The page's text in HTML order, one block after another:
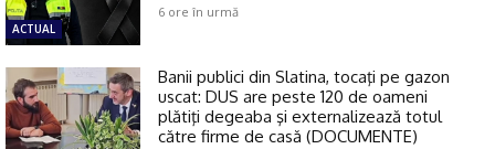
ACTUAL
6 ore în urmă
Banii publici din Slatina, tocaţi pe gazon
uscat: DUS are peste 120 de oameni
plătiţi degeaba şi externalizează totul
către firme de casă (DOCUMENTE)